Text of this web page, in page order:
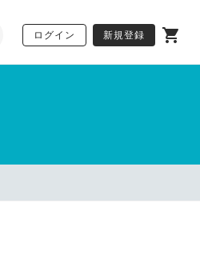
ログイン 新規登録